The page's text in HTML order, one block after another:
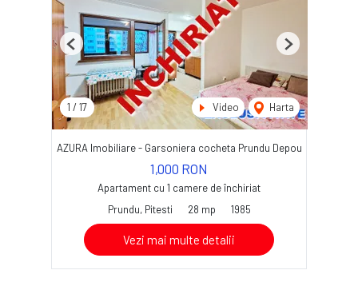
1 / 17 Video Harta
Previous Next
AZURA Imobiliare - Garsoniera cocheta Prundu Depou
1,000 RON
Apartament cu 1 camere de închiriat
Prundu, Pitesti
28 mp 1985
Vezi mai multe detalii